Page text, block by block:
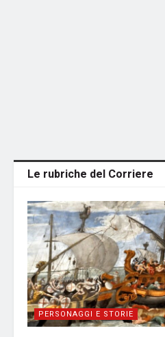
Le rubriche del Corriere
PERSONAGGI E STORIE